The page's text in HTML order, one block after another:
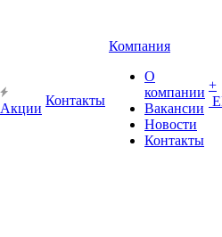
Акции
Контакты
Компания
О
компании
Вакансии
Новости
Контакты
+